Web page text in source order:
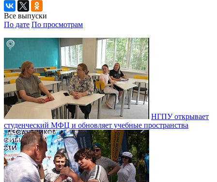
Все выпуски
По дате По просмотрам
НГПУ открывает
студенческий МФЦ и обновляет учебные пространства